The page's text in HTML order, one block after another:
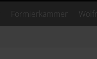
Formierkammer